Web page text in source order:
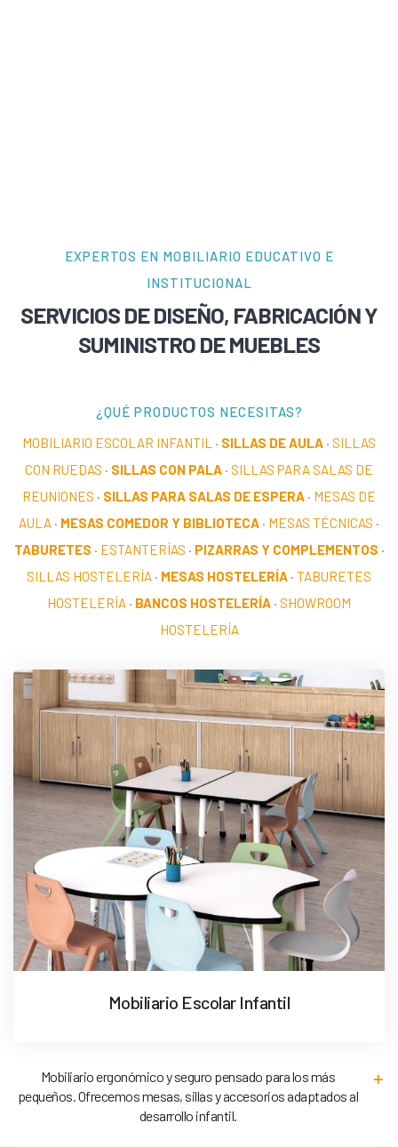
EXPERTOS EN MOBILIARIO EDUCATIVO E
INSTITUCIONAL
SERVICIOS DE DISEÑO, FABRICACIÓN Y
SUMINISTRO DE MUEBLES
¿QUÉ PRODUCTOS NECESITAS?
MOBILIARIO ESCOLAR INFANTIL · SILLAS DE AULA · SILLAS
CON RUEDAS · SILLAS CON PALA · SILLAS PARA SALAS DE
REUNIONES · SILLAS PARA SALAS DE ESPERA · MESAS DE
AULA · MESAS COMEDOR Y BIBLIOTECA · MESAS TÉCNICAS ·
TABURETES · ESTANTERÍAS · PIZARRAS Y COMPLEMENTOS ·
SILLAS HOSTELERÍA · MESAS HOSTELERÍA · TABURETES
HOSTELERÍA · BANCOS HOSTELERÍA · SHOWROOM
HOSTELERÍA
Mobiliario Escolar Infantil
Mobiliario ergonómico y seguro pensado para los más
pequeños. Ofrecemos mesas, sillas y accesorios adaptados al
desarrollo infantil.